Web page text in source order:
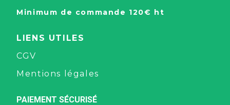
Minimum de commande 120€ ht
LIENS UTILES
CGV
Mentions légales
PAIEMENT SÉCURISÉ